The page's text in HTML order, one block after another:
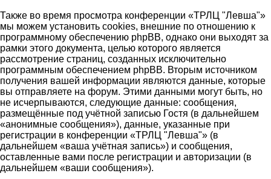
Также во время просмотра конференции «ТРЛЦ "Левша"»
мы можем установить cookies, внешние по отношению к
программному обеспечению phpBB, однако они выходят за
рамки этого документа, целью которого является
рассмотрение страниц, созданных исключительно
программным обеспечением phpBB. Вторым источником
получения вашей информации являются данные, которые
вы отправляете на форум. Этими данными могут быть, но
не исчерпываются, следующие данные: сообщения,
размещённые под учётной записью Гостя (в дальнейшем
«анонимные сообщения»), данные, указанные при
регистрации в конференции «ТРЛЦ "Левша"» (в
дальнейшем «ваша учётная запись») и сообщения,
оставленные вами после регистрации и авторизации (в
дальнейшем «ваши сообщения»).